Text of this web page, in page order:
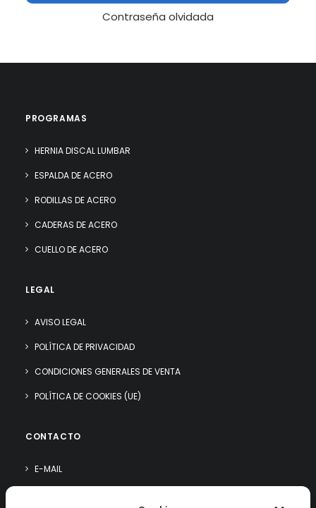
Contraseña olvidada
PROGRAMAS
HERNIA DISCAL LUMBAR
ESPALDA DE ACERO
RODILLAS DE ACERO
CADERAS DE ACERO
CUELLO DE ACERO
LEGAL
AVISO LEGAL
POLÍTICA DE PRIVACIDAD
CONDICIONES GENERALES DE VENTA
POLÍTICA DE COOKIES (UE)
CONTACTO
E-MAIL